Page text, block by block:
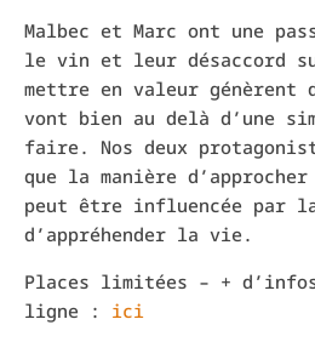
Malbec et Marc ont une
le vin et leur désaccord
mettre en valeur
vont bien au delà d’une
faire. Nos deux
que la manière
peut être influencée par
d’appréhender la vie.
Places limitées – +
ligne : ici